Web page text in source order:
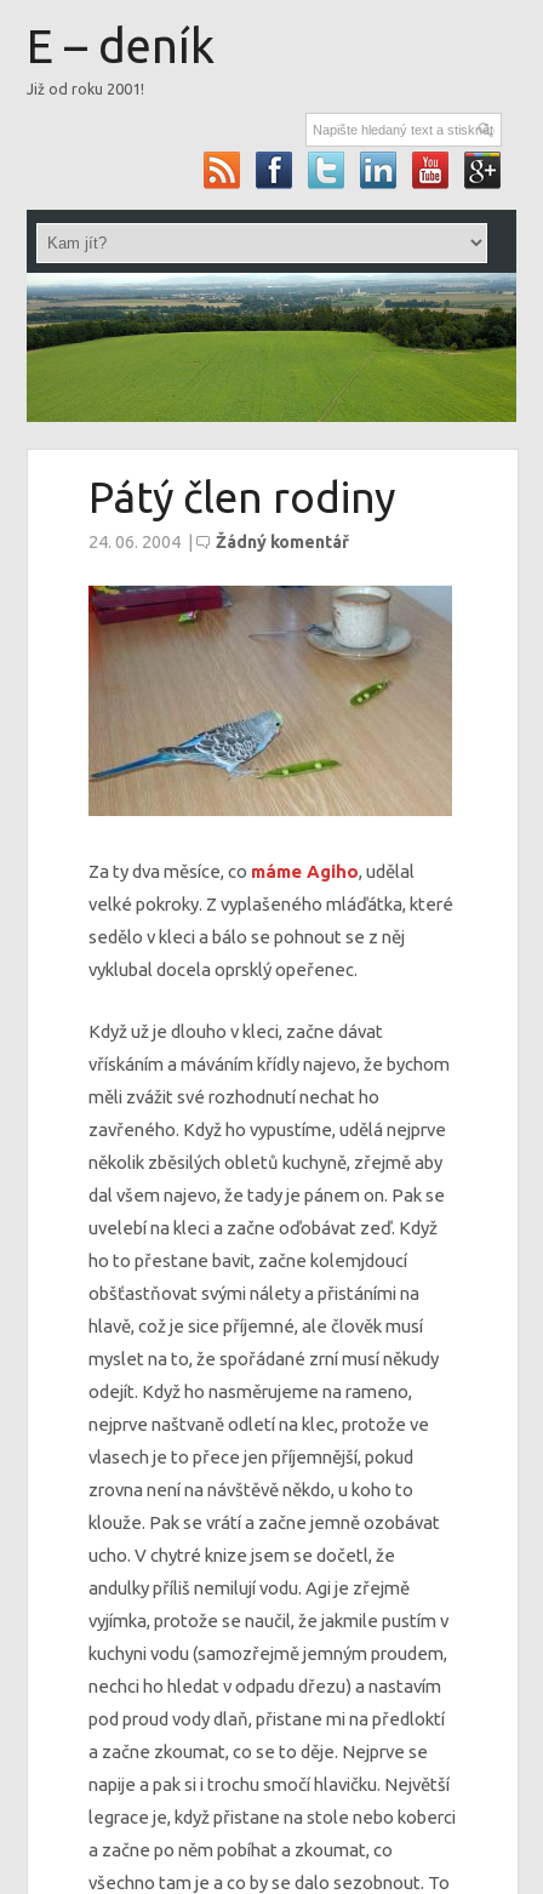
E – deník
Již od roku 2001!
Pátý člen rodiny
24. 06. 2004 | Žádný komentář
Za ty dva měsíce, co máme Agiho, udělal
velké pokroky. Z vyplašeného mláďátka, které
sedělo v kleci a bálo se pohnout se z něj
vyklubal docela oprsklý opeřenec.
Když už je dlouho v kleci, začne dávat
vřískáním a máváním křídly najevo, že bychom
měli zvážit své rozhodnutí nechat ho
zavřeného. Když ho vypustíme, udělá nejprve
několik zběsilých obletů kuchyně, zřejmě aby
dal všem najevo, že tady je pánem on. Pak se
uvelebí na kleci a začne oďobávat zeď. Když
ho to přestane bavit, začne kolemjdoucí
obšťastňovat svými nálety a přistáními na
hlavě, což je sice příjemné, ale člověk musí
myslet na to, že spořádané zrní musí někudy
odejít. Když ho nasměrujeme na rameno,
nejprve naštvaně odletí na klec, protože ve
vlasech je to přece jen příjemnější, pokud
zrovna není na návštěvě někdo, u koho to
klouže. Pak se vrátí a začne jemně ozobávat
ucho. V chytré knize jsem se dočetl, že
andulky příliš nemilují vodu. Agi je zřejmě
vyjímka, protože se naučil, že jakmile pustím v
kuchyni vodu (samozřejmě jemným proudem,
nechci ho hledat v odpadu dřezu) a nastavím
pod proud vody dlaň, přistane mi na předloktí
a začne zkoumat, co se to děje. Nejprve se
napije a pak si i trochu smočí hlavičku. Největší
legrace je, když přistane na stole nebo koberci
a začne po něm pobíhat a zkoumat, co
všechno tam je a co by se dalo sezobnout. To